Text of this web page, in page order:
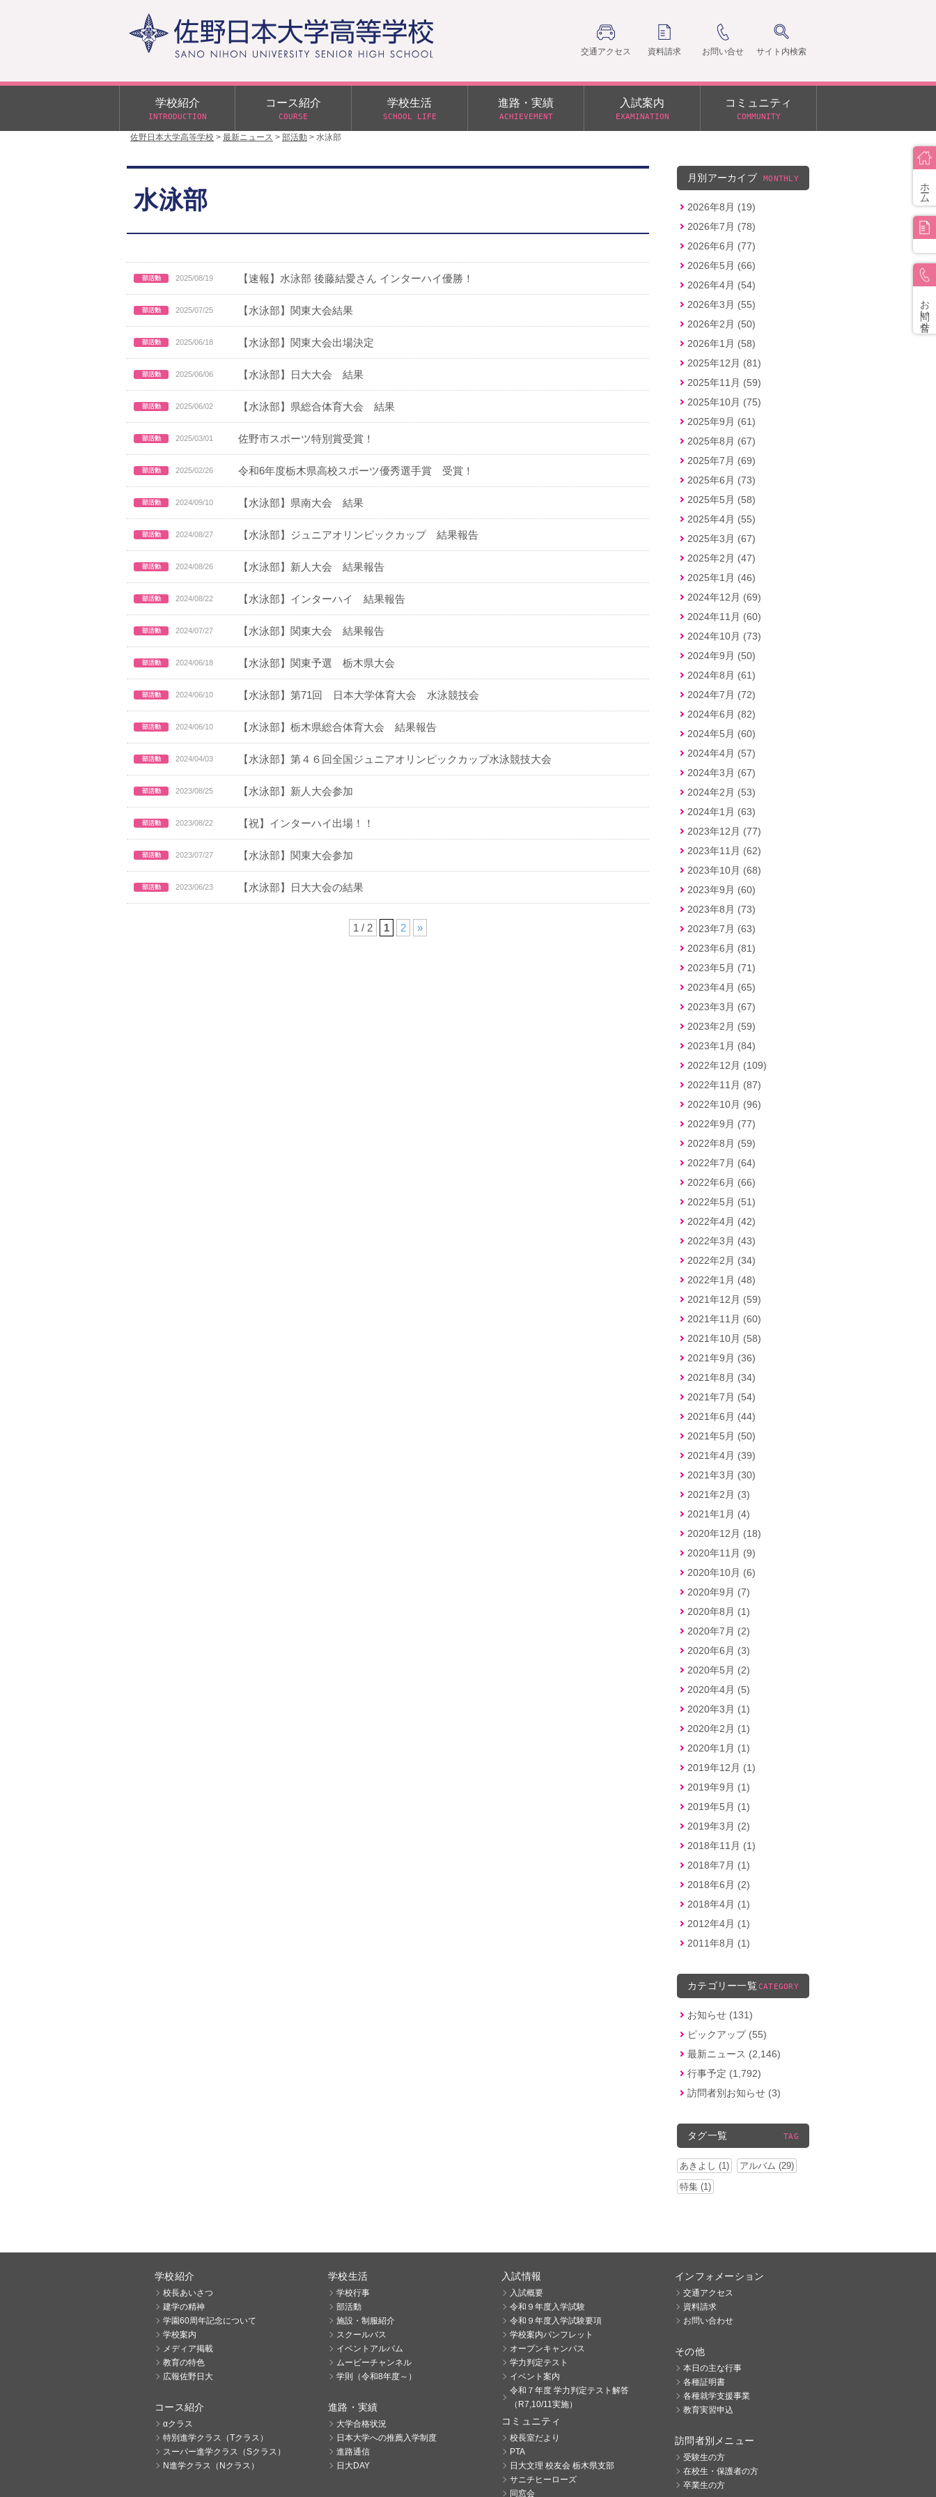
ホーム
お問い合せ
交通アクセス 資料請求 お問い合せ サイト内検索
佐野日本大学高等学校 > 最新ニュース > 部活動 > 水泳部
学校紹介
INTRODUCTION
学校案内
広報佐野日大
コース紹介
COURSE
αクラス 特別進学クラス（Tクラス）
ス）
N進学クラス（Nクラス）
学校生活
SCHOOL LIFE
スクールバス
学則（令和8年度～）
進路・実績
ACHIEVEMENT
日大DAY
入試案内
EXAMINATION
学校案内パンフレット
令和７年度 学力判定テスト
コミュニティ
COMMUNITY
サニチヒーローズ
水泳部
2025/08/19 【速報】水泳部 後藤結愛さん インターハイ優勝！
2025/07/25 【水泳部】関東大会結果
2025/06/18 【水泳部】関東大会出場決定
2025/06/06 【水泳部】日大大会 結果
2025/06/02 【水泳部】県総合体育大会 結果
2025/03/01 佐野市スポーツ特別賞受賞！
2025/02/26 令和6年度栃木県高校スポーツ優秀選手賞 受賞！
2024/09/10 【水泳部】県南大会 結果
2024/08/27 【水泳部】ジュニアオリンピックカップ 結果報告
2024/08/26 【水泳部】新人大会 結果報告
2024/08/22 【水泳部】インターハイ 結果報告
2024/07/27 【水泳部】関東大会 結果報告
2024/06/18 【水泳部】関東予選 栃木県大会
2024/06/10 【水泳部】第71回 日本大学体育大会 水泳競技会
2024/06/10 【水泳部】栃木県総合体育大会 結果報告
2024/04/03 【水泳部】第４６回全国ジュニアオリンピックカップ水泳競技大会
2023/08/25 【水泳部】新人大会参加
2023/08/22 【祝】インターハイ出場！！
2023/07/27 【水泳部】関東大会参加
2023/06/23 【水泳部】日大大会の結果
1 / 2 1 2 »
月別アーカイブ MONTHLY
2026年8月 (19)
2026年7月 (78)
2026年6月 (77)
2026年5月 (66)
2026年4月 (54)
2026年3月 (55)
2026年2月 (50)
2026年1月 (58)
2025年12月 (81)
2025年11月 (59)
2025年10月 (75)
2025年9月 (61)
2025年8月 (67)
2025年7月 (69)
2025年6月 (73)
2025年5月 (58)
2025年4月 (55)
2025年3月 (67)
2025年2月 (47)
2025年1月 (46)
2024年12月 (69)
2024年11月 (60)
2024年10月 (73)
2024年9月 (50)
2024年8月 (61)
2024年7月 (72)
2024年6月 (82)
2024年5月 (60)
2024年4月 (57)
2024年3月 (67)
2024年2月 (53)
2024年1月 (63)
2023年12月 (77)
2023年11月 (62)
2023年10月 (68)
2023年9月 (60)
2023年8月 (73)
2023年7月 (63)
2023年6月 (81)
2023年5月 (71)
2023年4月 (65)
2023年3月 (67)
2023年2月 (59)
2023年1月 (84)
2022年12月 (109)
2022年11月 (87)
2022年10月 (96)
2022年9月 (77)
2022年8月 (59)
2022年7月 (64)
2022年6月 (66)
2022年5月 (51)
2022年4月 (42)
2022年3月 (43)
2022年2月 (34)
2022年1月 (48)
2021年12月 (59)
2021年11月 (60)
2021年10月 (58)
2021年9月 (36)
2021年8月 (34)
2021年7月 (54)
2021年6月 (44)
2021年5月 (50)
2021年4月 (39)
2021年3月 (30)
2021年2月 (3)
2021年1月 (4)
2020年12月 (18)
2020年11月 (9)
2020年10月 (6)
2020年9月 (7)
2020年8月 (1)
2020年7月 (2)
2020年6月 (3)
2020年5月 (2)
2020年4月 (5)
2020年3月 (1)
2020年2月 (1)
2020年1月 (1)
2019年12月 (1)
2019年9月 (1)
2019年5月 (1)
2019年3月 (2)
2018年11月 (1)
2018年7月 (1)
2018年6月 (2)
2018年4月 (1)
2012年4月 (1)
2011年8月 (1)
カテゴリー一覧 CATEGORY
お知らせ (131)
ピックアップ (55)
最新ニュース (2,146)
行事予定 (1,792)
訪問者別お知らせ (3)
タグ一覧 TAG
あきよし (1)
アルバム (29)
特集 (1)
学校紹介
校長あいさつ
建学の精神
学園60周年記念について
学校案内
メディア掲載
教育の特色
広報佐野日大
コース紹介
αクラス
特別進学クラス（Tクラス）
スーパー進学クラス（Sクラス）
N進学クラス（Nクラス）
学校生活
学校行事
部活動
施設・制服紹介
スクールバス
イベントアルバム
ムービーチャンネル
学則（令和8年度～）
進路・実績
大学合格状況
日本大学への推薦入学制度
進路通信
日大DAY
入試情報
入試概要
令和９年度入学試験
令和９年度入学試験要項
学校案内パンフレット
オープンキャンパス
学力判定テスト
イベント案内
令和７年度 学力判定テスト解答
（R7,10/11実施）
コミュニティ
校長室だより
PTA
日大文理 校友会 栃木県支部
サニチヒーローズ
同窓会
インフォメーション
交通アクセス
資料請求
お問い合わせ
その他
本日の主な行事
各種証明書
各種就学支援事業
教育実習申込
訪問者別メニュー
受験生の方
在校生・保護者の方
卒業生の方